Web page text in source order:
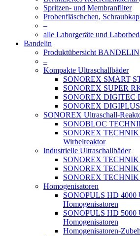
Spritzen- und Membranfilter
Probenfläschchen,
–
alle Laborgeräte und
Bandelin
Produktübersicht BANDELIN
–
Kompakte Ultraschallbäder
SONOREX SMART
SONOREX SUPER
SONOREX DIGITEC
SONOREX
SONOREX Ultraschall-
SONOBLOC
SONOREX
Wirbelreaktor
Industrielle Ultraschallbäder
SONOREX TECHNIK
SONOREX TECHNIK
SONOREX TECHNIK
Homogenisatoren
SONOPULS HD 4000
Homogenisatoren
SONOPULS HD 5000
Homogenisatoren
Homogenisatoren-